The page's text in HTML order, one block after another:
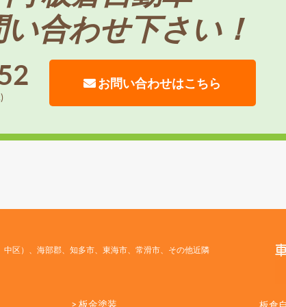
合わせ下さい！
お問い合わせはこちら
区）、海部郡、知多市、東海市、常滑市、その他近隣
> 板金塗装 板倉